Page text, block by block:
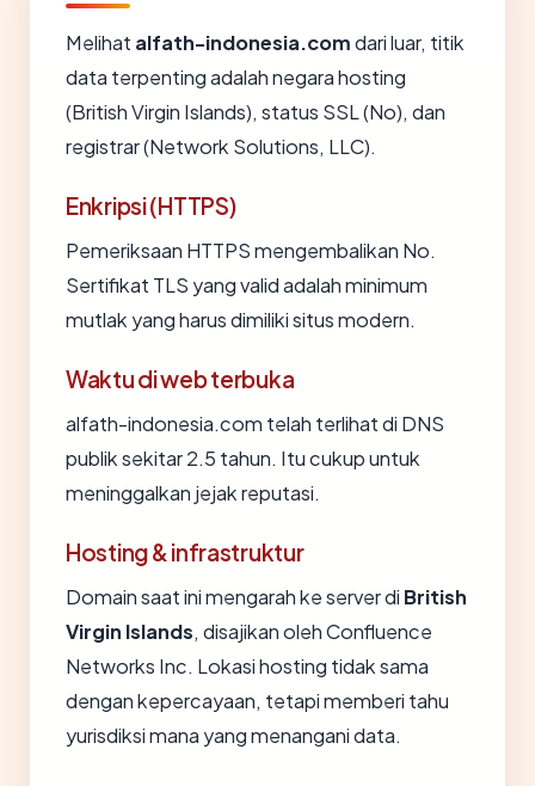
Melihat alfath-indonesia.comdari luar, titik
data terpenting adalah negara hosting
(British Virgin Islands), status SSL (No), dan
registrar (Network Solutions, LLC).
Enkripsi (HTTPS)
Pemeriksaan HTTPS mengembalikan No.
Sertifikat TLS yang valid adalah minimum
mutlak yang harus dimiliki situs modern.
Waktu di web terbuka
alfath-indonesia.com telah terlihat di DNS
publik sekitar 2.5 tahun. Itu cukup untuk
meninggalkan jejak reputasi.
Hosting & infrastruktur
Domain saat ini mengarah ke server di British
Virgin Islands, disajikan oleh Confluence
Networks Inc. Lokasi hosting tidak sama
dengan kepercayaan, tetapi memberi tahu
yurisdiksi mana yang menangani data.